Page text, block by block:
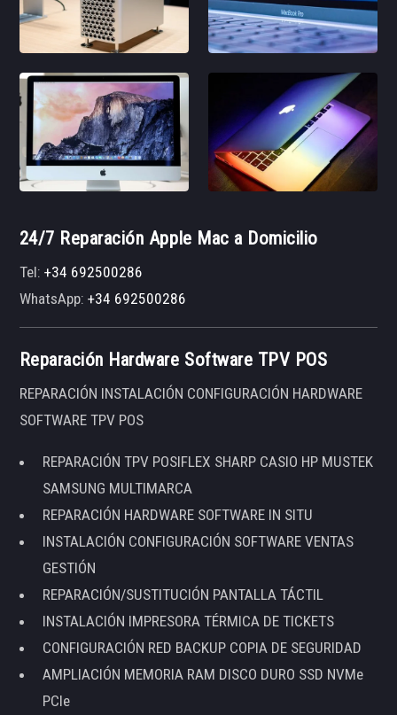
24/7 Reparación Apple Mac a Domicilio
Tel:+34 692500286
WhatsApp:+34 692500286
Reparación Hardware Software TPV POS
REPARACIÓN INSTALACIÓN CONFIGURACIÓN HARDWARE
SOFTWARE TPV POS
REPARACIÓN TPV POSIFLEX SHARP CASIO HP MUSTEK
SAMSUNG MULTIMARCA
REPARACIÓN HARDWARE SOFTWARE IN SITU
INSTALACIÓN CONFIGURACIÓN SOFTWARE VENTAS
GESTIÓN
REPARACIÓN/SUSTITUCIÓN PANTALLA TÁCTIL
INSTALACIÓN IMPRESORA TÉRMICA DE TICKETS
CONFIGURACIÓN RED BACKUP COPIA DE SEGURIDAD
AMPLIACIÓN MEMORIA RAM DISCO DURO SSD NVMe
PCIe